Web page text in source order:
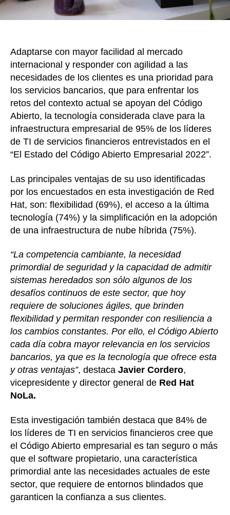
bancarios
Adaptarse con mayor facilidad al mercado
internacional y responder con agilidad a las
necesidades de los clientes es una prioridad para
los servicios bancarios, que para enfrentar los
retos del contexto actual se apoyan del Código
Abierto, la tecnología considerada clave para la
infraestructura empresarial de 95% de los líderes
de TI de servicios financieros entrevistados en el
“El Estado del Código Abierto Empresarial 2022”.
Las principales ventajas de su uso identificadas
por los encuestados en esta investigación de Red
Hat, son: flexibilidad (69%), el acceso a la última
tecnología (74%) y la simplificación en la adopción
de una infraestructura de nube híbrida (75%).
“La competencia cambiante, la necesidad
primordial de seguridad y la capacidad de admitir
sistemas heredados son sólo algunos de los
desafíos continuos de este sector, que hoy
requiere de soluciones ágiles, que brinden
flexibilidad y permitan responder con resiliencia a
los cambios constantes. Por ello, el Código Abierto
cada día cobra mayor relevancia en los servicios
bancarios, ya que es la tecnología que ofrece esta
y otras ventajas”, destaca Javier Cordero,
vicepresidente y director general de Red Hat
NoLa.
Esta investigación también destaca que 84% de
los líderes de TI en servicios financieros cree que
el Código Abierto empresarial es tan seguro o más
que el software propietario, una característica
primordial ante las necesidades actuales de este
sector, que requiere de entornos blindados que
garanticen la confianza a sus clientes.